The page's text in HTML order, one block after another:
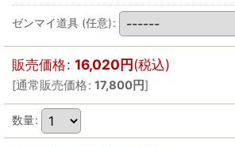
ゼンマイ道具 (任意):
販売価格: 16,020円(税込)
[通常販売価格: 17,800円]
数量: